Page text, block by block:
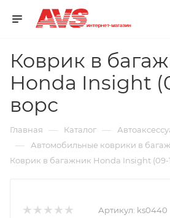
Коврик в
Honda Insight
ворс
Главная — Каталог —
— Автомобильные коврики в
Коврик в багажник Honda Insight (09-
Артикул: ks0440